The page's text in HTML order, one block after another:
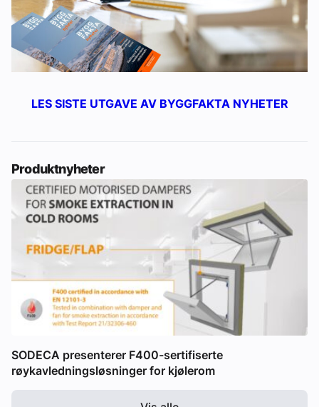
LES SISTE UTGAVE AV BYGGFAKTA NYHETER
Produktnyheter
SODECA presenterer F400-sertifiserte
røykavledningsløsninger for kjølerom